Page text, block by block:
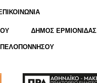
ΔΗΜΟΣ ΕΡΜΙΟΝΙΔΑΣ
ΠΕΛΟΠΟΝΝΗΣΟΥ